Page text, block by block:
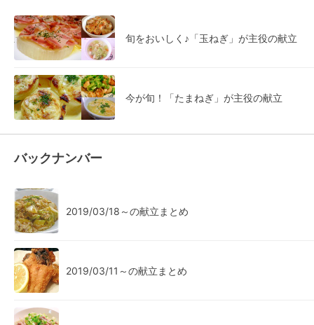
旬をおいしく♪「玉ねぎ」が主役の献立
今が旬！「たまねぎ」が主役の献立
バックナンバー
2019/03/18～の献立まとめ
2019/03/11～の献立まとめ